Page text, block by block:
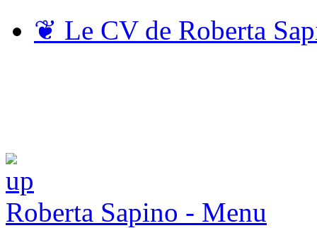
❦ Le CV de Roberta
Roberta Sapino - Menu